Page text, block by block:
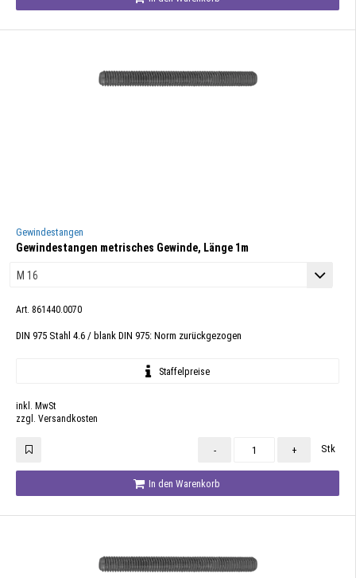
Gewindestangen
Gewindestangen metrisches Gewinde, Länge 1m
Art. 861440.0070
DIN 975 Stahl 4.6 / blank DIN 975: Norm zurückgezogen
Staffelpreise
inkl. MwSt
zzgl. Versandkosten
- + Stk
In den Warenkorb